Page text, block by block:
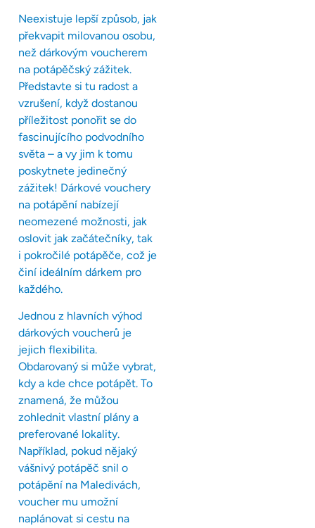
Neexistuje lepší způsob, jak
překvapit milovanou osobu,
než dárkovým voucherem
na potápěčský zážitek.
Představte si tu radost a
vzrušení, když dostanou
příležitost ponořit se do
fascinujícího podvodního
světa – a vy jim k tomu
poskytnete jedinečný
zážitek! Dárkové vouchery
na potápění nabízejí
neomezené možnosti, jak
oslovit jak začátečníky, tak
i pokročilé potápěče, což je
činí ideálním dárkem pro
každého.
Jednou z hlavních výhod
dárkových voucherů je
jejich flexibilita.
Obdarovaný si může vybrat,
kdy a kde chce potápět. To
znamená, že můžou
zohlednit vlastní plány a
preferované lokality.
Například, pokud nějaký
vášnivý potápěč snil o
potápění na Maledivách,
voucher mu umožní
naplánovat si cestu na